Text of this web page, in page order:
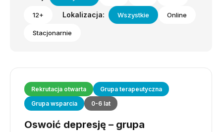
12+ Lokalizacja: Wszystkie Online
Stacjonarnie
Rekrutacja otwarta
Grupa terapeutyczna
Grupa wsparcia
0-6 lat
Oswoić depresję – grupa